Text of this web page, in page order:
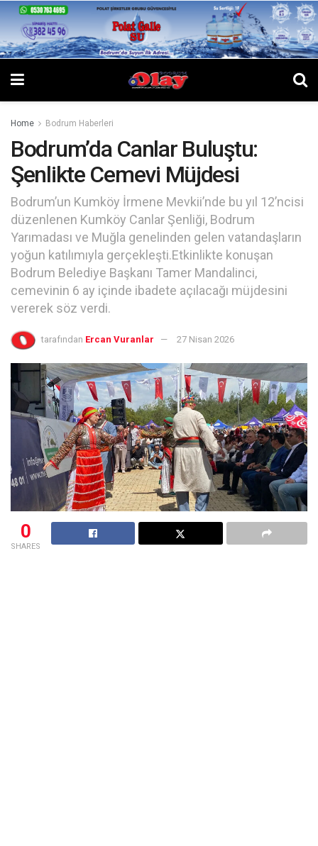
Home Bodrum Haberleri
Bodrum’da Canlar Buluştu:
Şenlikte Cemevi Müjdesi
Bodrum’un Kumköy İrmene Mevkii’nde bu yıl 12’ncisi
düzenlenen Kumköy Canlar Şenliği, Bodrum
Yarımadası ve Muğla genelinden gelen vatandaşların
yoğun katılımıyla gerçekleşti.Etkinlikte konuşan
Bodrum Belediye Başkanı Tamer Mandalinci,
cemevinin 6 ay içinde ibadete açılacağı müjdesini
vererek söz verdi.
tarafından Ercan Vuranlar 27 Nisan 2026
0
SHARES